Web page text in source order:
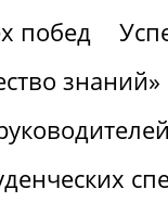
побед
знаний»